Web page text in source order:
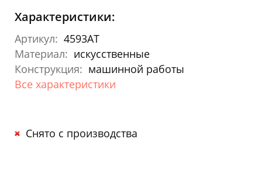
Характеристики:
Артикул: 4593AT
Материал: искусственные
Конструкция: машинной работы
Все характеристики
Снято с производства